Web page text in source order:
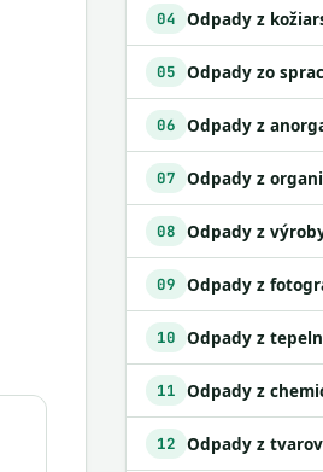
04 Odpady z
05 Odpady zo
06
07
08 Odpady z
09
10 Odpady z
11
12 Odpady z